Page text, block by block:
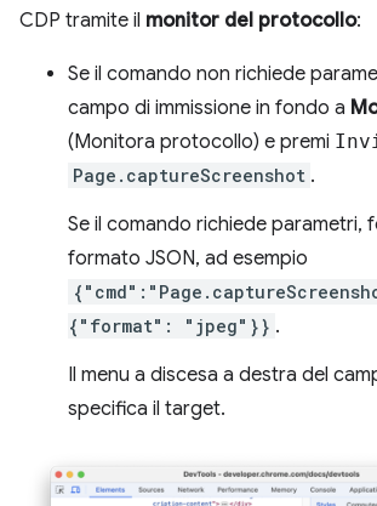
CDP tramite il monitor del protocollo:
Se il comando non richiede
campo di immissione in fondo a
(Monitora protocollo) e premi
Page.captureScreenshot .
Se il comando richiede parametri,
formato JSON, ad esempio
{"format": "jpeg"}} .
Il menu a discesa a destra del
specifica il target.